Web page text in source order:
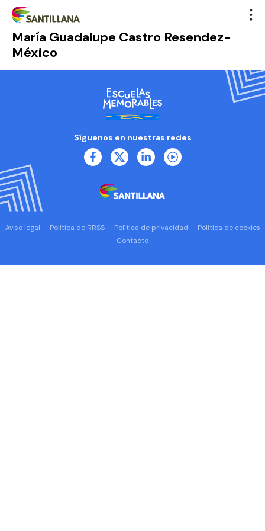
María Guadalupe Castro Resendez-
México
Síguenos en nuestras redes
Aviso legal Política de RRSS Política de privacidad
Política de cookies
Contacto